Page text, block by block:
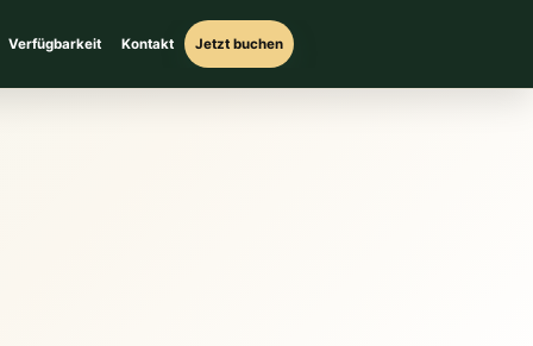
Verfügbarkeit Kontakt Jetzt buchen